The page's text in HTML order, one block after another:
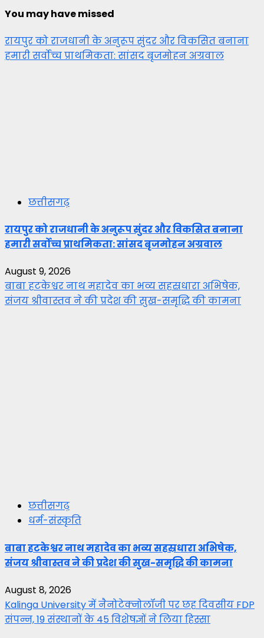
You may have missed
रायपुर को राजधानी के अनुरूप सुंदर और विकसित बनाना
हमारी सर्वोच्च प्राथमिकता: सांसद बृजमोहन अग्रवाल
छत्तीसगढ़
रायपुर को राजधानी के अनुरूप सुंदर और विकसित बनाना
हमारी सर्वोच्च प्राथमिकता: सांसद बृजमोहन अग्रवाल
August 9, 2026
बाबा हटकेश्वर नाथ महादेव का भव्य सहस्रधारा अभिषेक,
संजय श्रीवास्तव ने की प्रदेश की सुख-समृद्धि की कामना
छत्तीसगढ़
धर्म-संस्कृति
बाबा हटकेश्वर नाथ महादेव का भव्य सहस्रधारा अभिषेक,
संजय श्रीवास्तव ने की प्रदेश की सुख-समृद्धि की कामना
August 8, 2026
Kalinga University में नैनोटेक्नोलॉजी पर छह दिवसीय FDP
संपन्न, 19 संस्थानों के 45 विशेषज्ञों ने लिया हिस्सा